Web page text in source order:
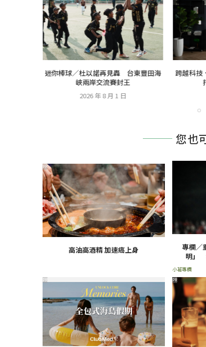
迷你棒球／杜以諾再見轟 台東豐田海
峽兩岸交流賽封王
2026 年 8 月 1 日
跨越科技
您也
高油高酒精 加速癌上身
PR
專欄／
明」
小葛專欄
PR PR